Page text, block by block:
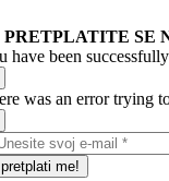
PRETPLATITE SE
have been
was an error trying
pretplati me!